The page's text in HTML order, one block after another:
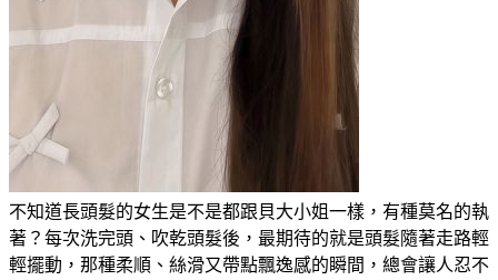
不知道長頭髮的女生是不是都跟貝大小姐一樣，有種莫名的執
著？每次洗完頭、吹乾頭髮後，最期待的就是頭髮隨著走路輕
輕擺動，那種柔順、絲滑又帶點飄逸感的瞬間，總會讓人忍不